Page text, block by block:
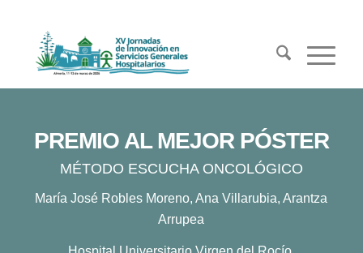
PREMIO AL MEJOR PÓSTER
MÉTODO ESCUCHA ONCOLÓGICO
María José Robles Moreno, Ana Villarubia, Arantza
Arrupea